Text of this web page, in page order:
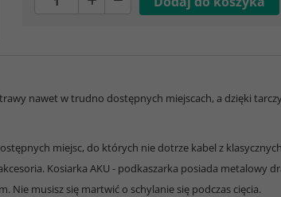
nawet w trudno dostępnych miejscach, a dzięki
miejsc, do których nie dotrze kabel z
Kosiarka AKU - podkaszarka posiada metalowy
Nie musisz się martwić o schylanie się podczas cięcia.